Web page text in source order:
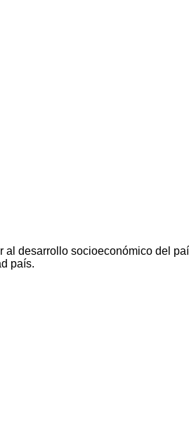
desarrollo socioeconómico del
país.